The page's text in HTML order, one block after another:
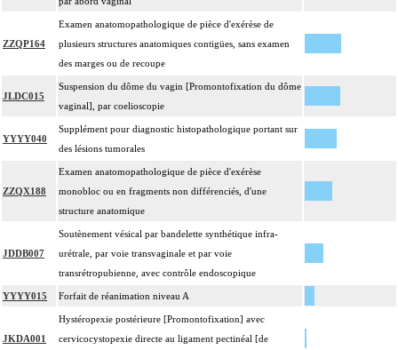
ZZQP164
Examen anatomopathologique de pièce d'exérèse de
plusieurs structures anatomiques contigües, sans examen
des marges ou de recoupe
JLDC015
Suspension du dôme du vagin [Promontofixation du dôme
vaginal], par coelioscopie
YYYY040
Supplément pour diagnostic histopathologique portant sur
des lésions tumorales
ZZQX188
Examen anatomopathologique de pièce d'exérèse
monobloc ou en fragments non différenciés, d'une
structure anatomique
JDDB007
Soutènement vésical par bandelette synthétique infra-
urétrale, par voie transvaginale et par voie
transrétropubienne, avec contrôle endoscopique
YYYY015 Forfait de réanimation niveau A
JKDA001
Hystéropexie postérieure [Promontofixation] avec
cervicocystopexie directe au ligament pectinéal [de